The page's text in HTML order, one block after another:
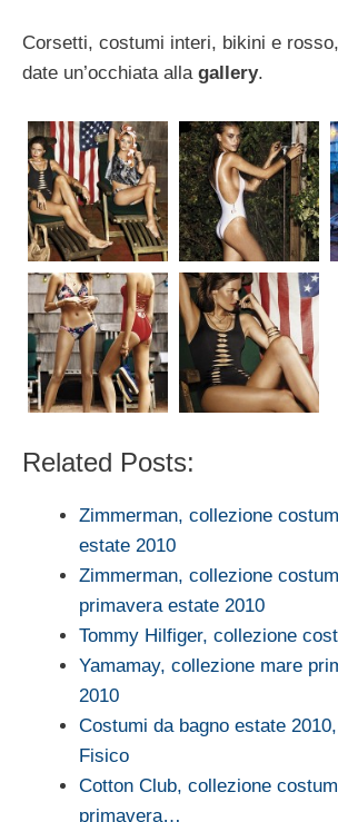
Corsetti, costumi interi, bikini e
date un’occhiata alla gallery.
Related Posts:
Zimmerman, collezione
estate 2010
Zimmerman, collezione
primavera estate 2010
Tommy Hilfiger, collezione
Yamamay, collezione mare
2010
Costumi da bagno estate
Fisico
Cotton Club, collezione
primavera…